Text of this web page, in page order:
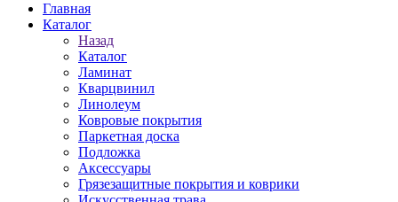
Главная
Каталог
Назад
Каталог
Ламинат
Кварцвинил
Линолеум
Ковровые покрытия
Паркетная доска
Подложка
Аксессуары
Грязезащитные покрытия и коврики